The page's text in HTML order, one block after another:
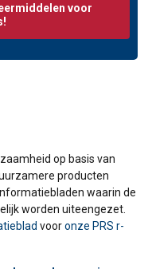
voor
op basis van
producten
waarin de
worden uiteengezet.
vooronze PRS r-
en
ook informatie
met onze
die deze
informatie die
zij hebben